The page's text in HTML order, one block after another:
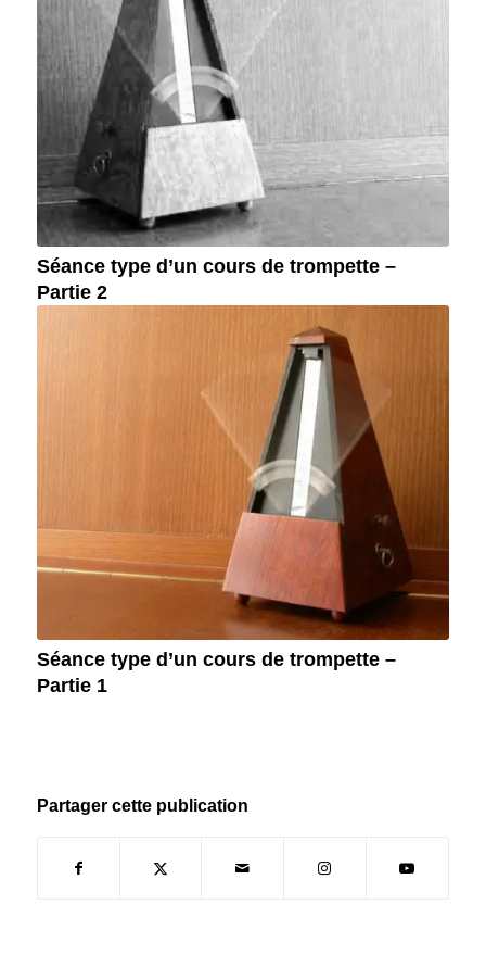
Séance type d’un cours de trompette –
Partie 2
Séance type d’un cours de trompette –
Partie 1
Partager cette publication